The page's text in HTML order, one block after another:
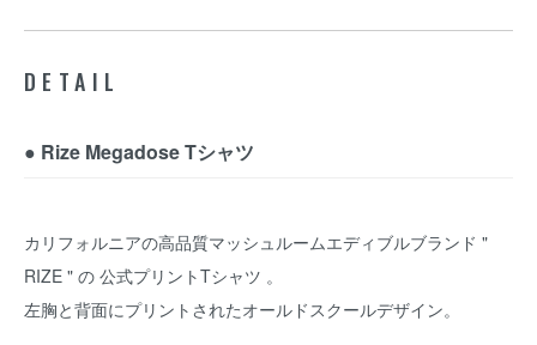
DETAIL
● Rize Megadose Tシャツ
カリフォルニアの高品質マッシュルームエディブルブランド "
RIZE " の 公式プリントTシャツ 。
左胸と背面にプリントされたオールドスクールデザイン。